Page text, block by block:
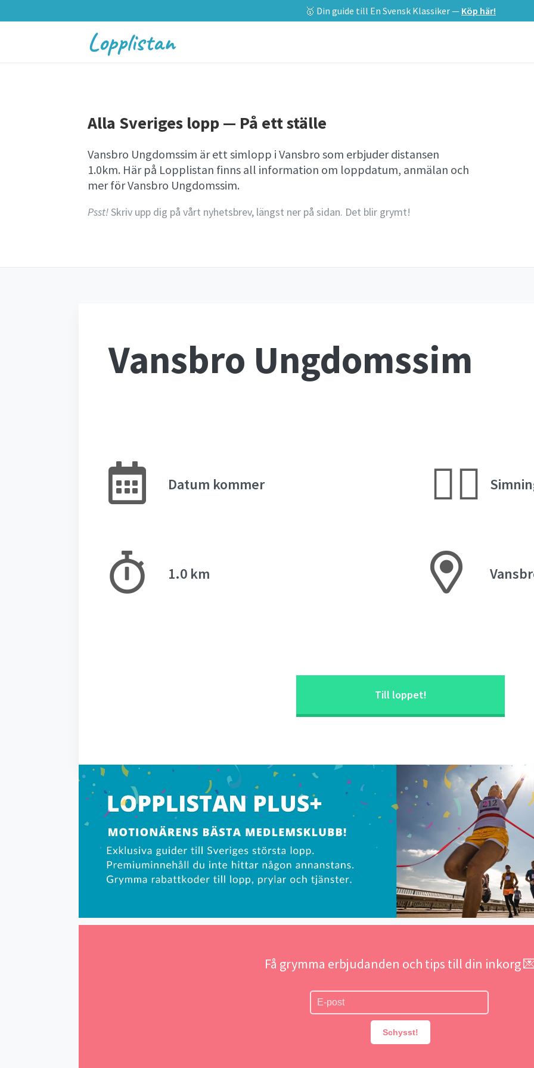
🥇 Din guide till En Svensk Klassiker — Köp här!
Lopplistan
Alla Sveriges lopp — På ett ställe
Vansbro Ungdomssim är ett simlopp i Vansbro som erbjuder distansen
1.0km. Här på Lopplistan finns all information om loppdatum, anmälan och
mer för Vansbro Ungdomssim.
Psst!Skriv upp dig på vårt nyhetsbrev, längst ner på sidan. Det blir grymt!
Vansbro Ungdomssim
Datum kommer
1.0 km
🏊‍♀️
Till loppet!
Få grymma erbjudanden och tips till din inkorg
Schysst!